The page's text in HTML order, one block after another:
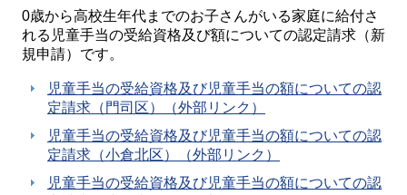
0歳から高校生年代までのお子さんがいる家庭に給付さ
れる児童手当の受給資格及び額についての認定請求（新
規申請）です。
児童手当の受給資格及び児童手当の額についての認
定請求（門司区）（外部リンク）
児童手当の受給資格及び児童手当の額についての認
定請求（小倉北区）（外部リンク）
児童手当の受給資格及び児童手当の額についての認